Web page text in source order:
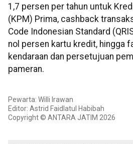
1,7 persen per tahun untuk
(KPM) Prima, cashback
Code Indonesian Standard
nol persen kartu kredit, hingga
kendaraan dan persetujuan
pameran.
Pewarta: Willi Irawan
Editor: Astrid Faidlatul Habibah
Copyright © ANTARA JATIM 2026